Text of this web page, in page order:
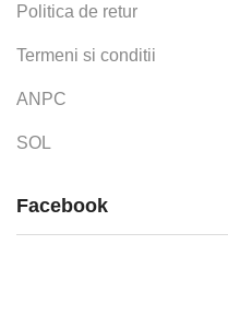
Politica de retur
Termeni si conditii
ANPC
SOL
Facebook